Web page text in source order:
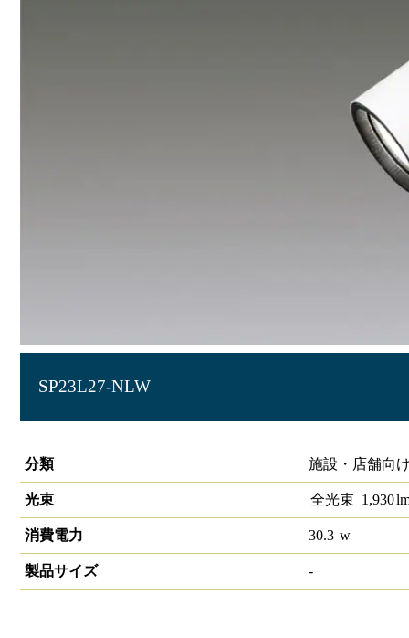
SP23L27-NLW
分類
施設・店舗向
光束 全光束 1,930
消費電力 30.3 w
製品サイズ -